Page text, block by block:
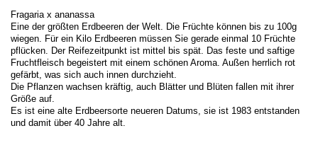
Fragaria x ananassa
Eine der größten Erdbeeren der Welt. Die Früchte können bis zu 100g
wiegen. Für ein Kilo Erdbeeren müssen Sie gerade einmal 10 Früchte
pflücken. Der Reifezeitpunkt ist mittel bis spät. Das feste und saftige
Fruchtfleisch begeistert mit einem schönen Aroma. Außen herrlich rot
gefärbt, was sich auch innen durchzieht.
Die Pflanzen wachsen kräftig, auch Blätter und Blüten fallen mit ihrer
Größe auf.
Es ist eine alte Erdbeersorte neueren Datums, sie ist 1983 entstanden
und damit über 40 Jahre alt.